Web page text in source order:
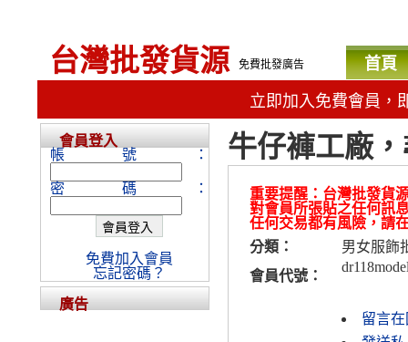
台灣批發貨源 免費批發廣告 首頁
立即加入免費會員，
牛仔褲工廠
重要提醒：台灣批發貨
對會員所張貼之任何訊
任何交易都有風險，請
分類：
男女服飾
會員代號：
留言
會員登入
帳號：
密碼：
免費加入會員
忘記密碼？
廣告